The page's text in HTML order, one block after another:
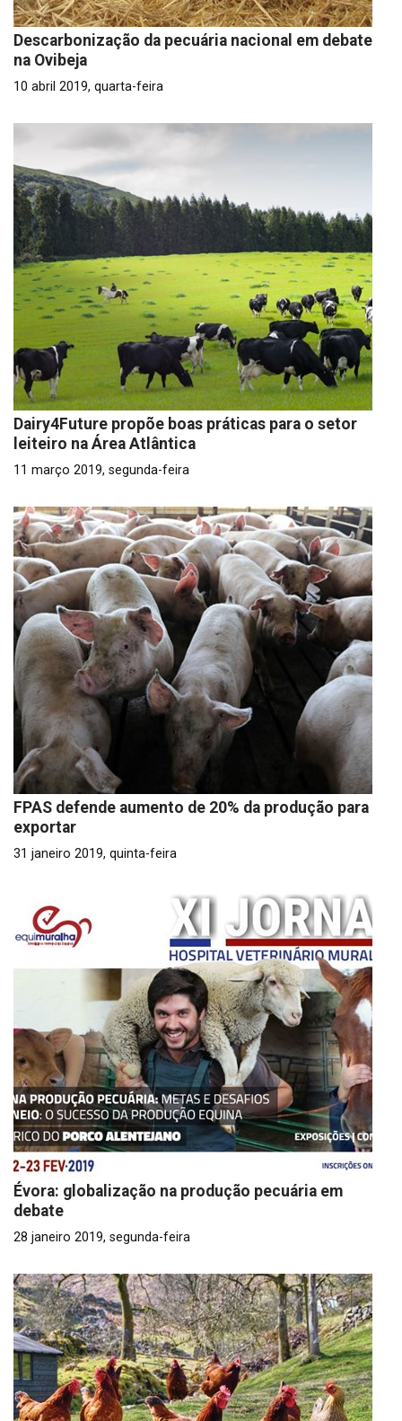
Descarbonização da pecuária nacional em debate
na Ovibeja
10 abril 2019, quarta-feira
Dairy4Future propõe boas práticas para o setor
leiteiro na Área Atlântica
11 março 2019, segunda-feira
FPAS defende aumento de 20% da produção para
exportar
31 janeiro 2019, quinta-feira
Évora: globalização na produção pecuária em
debate
28 janeiro 2019, segunda-feira